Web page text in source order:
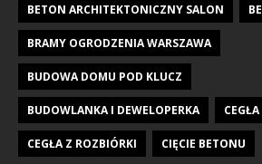
BETON ARCHITEKTONICZNY SALON
BRAMY OGRODZENIA WARSZAWA
BUDOWA DOMU POD KLUCZ
BUDOWLANKA I DEWELOPERKA
CEGŁA Z ROZBIÓRKI CIĘCIE BETONU